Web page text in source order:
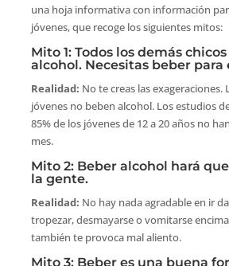
una hoja informativa con información
jóvenes, que recoge los siguientes mitos:
Mito 1: Todos los demás
alcohol. Necesitas beber para
Realidad: No te creas las exageraciones.
jóvenes no beben alcohol. Los estudios
85% de los jóvenes de 12 a 20 años no
mes.
Mito 2: Beber alcohol hará
la gente.
Realidad: No hay nada agradable en ir
tropezar, desmayarse o vomitarse
también te provoca mal aliento.
Mito 3: Beber es una buena